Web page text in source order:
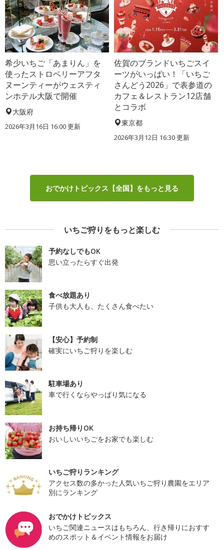
希少いちご「あまりん」を
使ったストロベリーアフタ
ヌーンティーがウェスティ
ンホテル大阪で開催
大阪府
2026年3月16日 16:00 更新
佐賀のブランドいちごスイ
ーツがいっぱい！「いちご
さんどう2026」で表参道の
カフェ＆レストラン12店舗
とコラボ
東京都
2026年3月12日 16:30 更新
おでかけトピックス【全国】をもっと見る
いちご狩りをもっと楽しむ
予約なしでもOK
思い立ったらすぐ出発
食べ放題あり
子供も大人も、たくさん食べたい
【安心】予約制
確実にいちご狩りを楽しむ
駐車場あり
車で行くならやっぱり気になる
お持ち帰りOK
おいしいいちごをお家でも楽しむ
いちご狩りランキング
アクセス数の多かった人気いちご狩り農園をエリア
別にランキング
おでかけトピックス
いちご関連ニュースはもちろん、行き帰りにおすす
めのスポット＆イベント情報をお届け